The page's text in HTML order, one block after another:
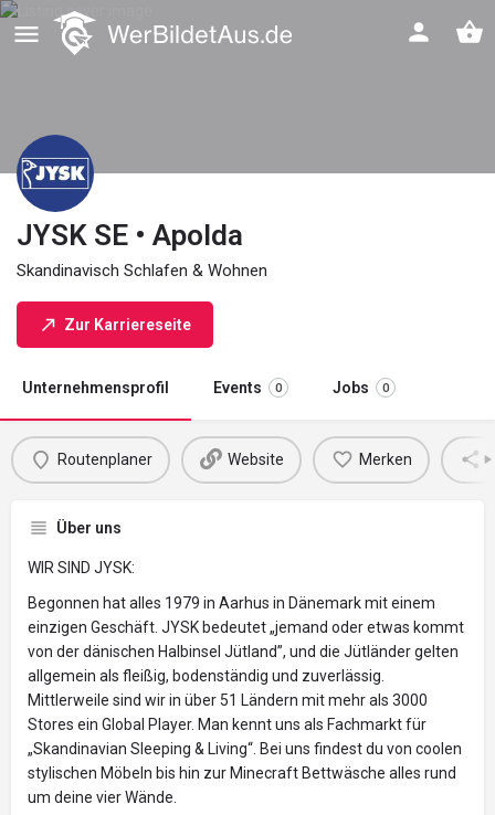
JYSK SE • Apolda
Skandinavisch Schlafen & Wohnen
Zur Karriereseite
Unternehmensprofil Events 0 Jobs 0
Routenplaner Website Merken
Über uns
WIR SIND JYSK:
Begonnen hat alles 1979 in Aarhus in Dänemark mit einem
einzigen Geschäft. JYSK bedeutet „jemand oder etwas kommt
von der dänischen Halbinsel Jütland”, und die Jütländer gelten
allgemein als fleißig, bodenständig und zuverlässig.
Mittlerweile sind wir in über 51 Ländern mit mehr als 3000
Stores ein Global Player. Man kennt uns als Fachmarkt für
„Skandinavian Sleeping & Living“. Bei uns findest du von coolen
stylischen Möbeln bis hin zur Minecraft Bettwäsche alles rund
um deine vier Wände.